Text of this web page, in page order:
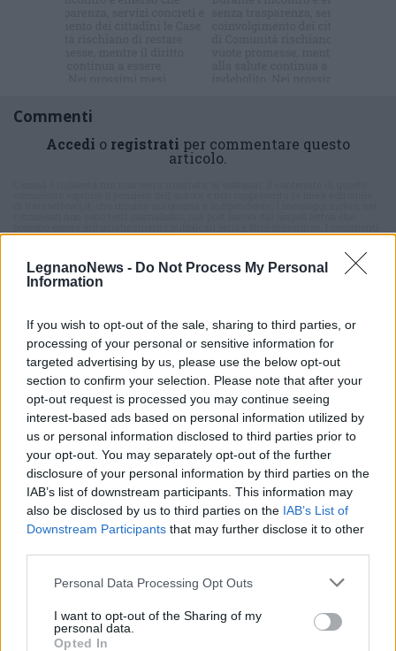
LegnanoNews - Do Not Process My Personal
Information
If you wish to opt-out of the sale, sharing to third parties, or
processing of your personal or sensitive information for
targeted advertising by us, please use the below opt-out
section to confirm your selection. Please note that after your
opt-out request is processed you may continue seeing
interest-based ads based on personal information utilized by
us or personal information disclosed to third parties prior to
your opt-out. You may separately opt-out of the further
disclosure of your personal information by third parties on the
IAB’s list of downstream participants. This information may
also be disclosed by us to third parties on the IAB’s List of
Downstream Participants that may further disclose it to other
Personal Data Processing Opt Outs
I want to opt-out of the Sharing of my
personal data.
Opted In
Commenti
Accedi o registrati per commentare questo
articolo.
che includano uno o più link a siti esterni verranno rimossi in automatico dal
ALTRE NOTIZIE DI BUSTO GAROLFO